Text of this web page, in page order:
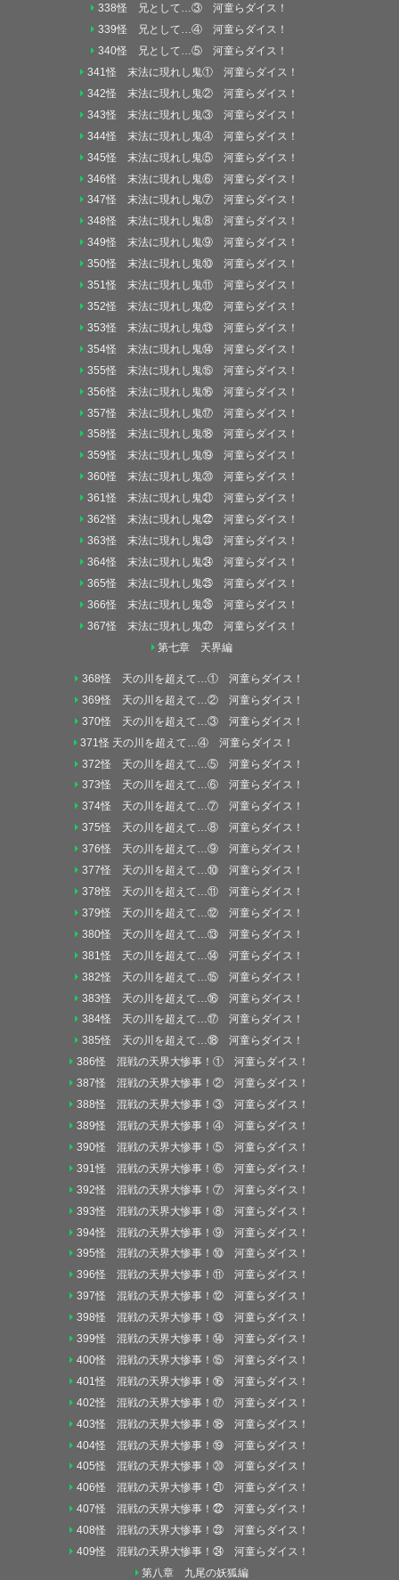
338怪 兄として…③ 河童らダイス！
339怪 兄として…④ 河童らダイス！
340怪 兄として…⑤ 河童らダイス！
341怪 末法に現れし鬼① 河童らダイス！
342怪 末法に現れし鬼② 河童らダイス！
343怪 末法に現れし鬼③ 河童らダイス！
344怪 末法に現れし鬼④ 河童らダイス！
345怪 末法に現れし鬼⑤ 河童らダイス！
346怪 末法に現れし鬼⑥ 河童らダイス！
347怪 末法に現れし鬼⑦ 河童らダイス！
348怪 末法に現れし鬼⑧ 河童らダイス！
349怪 末法に現れし鬼⑨ 河童らダイス！
350怪 末法に現れし鬼⑩ 河童らダイス！
351怪 末法に現れし鬼⑪ 河童らダイス！
352怪 末法に現れし鬼⑫ 河童らダイス！
353怪 末法に現れし鬼⑬ 河童らダイス！
354怪 末法に現れし鬼⑭ 河童らダイス！
355怪 末法に現れし鬼⑮ 河童らダイス！
356怪 末法に現れし鬼⑯ 河童らダイス！
357怪 末法に現れし鬼⑰ 河童らダイス！
358怪 末法に現れし鬼⑱ 河童らダイス！
359怪 末法に現れし鬼⑲ 河童らダイス！
360怪 末法に現れし鬼⑳ 河童らダイス！
361怪 末法に現れし鬼㉑ 河童らダイス！
362怪 末法に現れし鬼㉒ 河童らダイス！
363怪 末法に現れし鬼㉓ 河童らダイス！
364怪 末法に現れし鬼㉔ 河童らダイス！
365怪 末法に現れし鬼㉕ 河童らダイス！
366怪 末法に現れし鬼㉖ 河童らダイス！
367怪 末法に現れし鬼㉗ 河童らダイス！
第七章 天界編
368怪 天の川を超えて…① 河童らダイス！
369怪 天の川を超えて…② 河童らダイス！
370怪 天の川を超えて…③ 河童らダイス！
371怪 天の川を超えて…④ 河童らダイス！
372怪 天の川を超えて…⑤ 河童らダイス！
373怪 天の川を超えて…⑥ 河童らダイス！
374怪 天の川を超えて…⑦ 河童らダイス！
375怪 天の川を超えて…⑧ 河童らダイス！
376怪 天の川を超えて…⑨ 河童らダイス！
377怪 天の川を超えて…⑩ 河童らダイス！
378怪 天の川を超えて…⑪ 河童らダイス！
379怪 天の川を超えて…⑫ 河童らダイス！
380怪 天の川を超えて…⑬ 河童らダイス！
381怪 天の川を超えて…⑭ 河童らダイス！
382怪 天の川を超えて…⑮ 河童らダイス！
383怪 天の川を超えて…⑯ 河童らダイス！
384怪 天の川を超えて…⑰ 河童らダイス！
385怪 天の川を超えて…⑱ 河童らダイス！
386怪 混戦の天界大惨事！① 河童らダイス！
387怪 混戦の天界大惨事！② 河童らダイス！
388怪 混戦の天界大惨事！③ 河童らダイス！
389怪 混戦の天界大惨事！④ 河童らダイス！
390怪 混戦の天界大惨事！⑤ 河童らダイス！
391怪 混戦の天界大惨事！⑥ 河童らダイス！
392怪 混戦の天界大惨事！⑦ 河童らダイス！
393怪 混戦の天界大惨事！⑧ 河童らダイス！
394怪 混戦の天界大惨事！⑨ 河童らダイス！
395怪 混戦の天界大惨事！⑩ 河童らダイス！
396怪 混戦の天界大惨事！⑪ 河童らダイス！
397怪 混戦の天界大惨事！⑫ 河童らダイス！
398怪 混戦の天界大惨事！⑬ 河童らダイス！
399怪 混戦の天界大惨事！⑭ 河童らダイス！
400怪 混戦の天界大惨事！⑮ 河童らダイス！
401怪 混戦の天界大惨事！⑯ 河童らダイス！
402怪 混戦の天界大惨事！⑰ 河童らダイス！
403怪 混戦の天界大惨事！⑱ 河童らダイス！
404怪 混戦の天界大惨事！⑲ 河童らダイス！
405怪 混戦の天界大惨事！⑳ 河童らダイス！
406怪 混戦の天界大惨事！㉑ 河童らダイス！
407怪 混戦の天界大惨事！㉒ 河童らダイス！
408怪 混戦の天界大惨事！㉓ 河童らダイス！
409怪 混戦の天界大惨事！㉔ 河童らダイス！
第八章 九尾の妖狐編